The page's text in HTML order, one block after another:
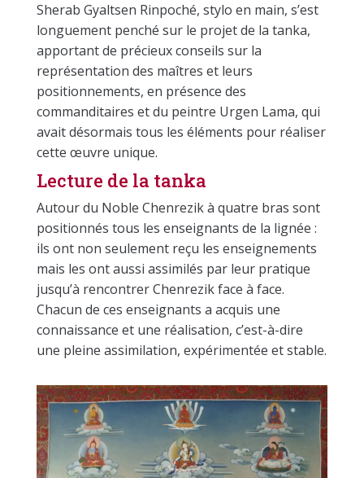
Sherab Gyaltsen Rinpoché, stylo en main, s’est
longuement penché sur le projet de la tanka,
apportant de précieux conseils sur la
représentation des maîtres et leurs
positionnements, en présence des
commanditaires et du peintre Urgen Lama, qui
avait désormais tous les éléments pour réaliser
cette œuvre unique.
Lecture de la tanka
Autour du Noble Chenrezik à quatre bras sont
positionnés tous les enseignants de la lignée :
ils ont non seulement reçu les enseignements
mais les ont aussi assimilés par leur pratique
jusqu’à rencontrer Chenrezik face à face.
Chacun de ces enseignants a acquis une
connaissance et une réalisation, c’est-à-dire
une pleine assimilation, expérimentée et stable.